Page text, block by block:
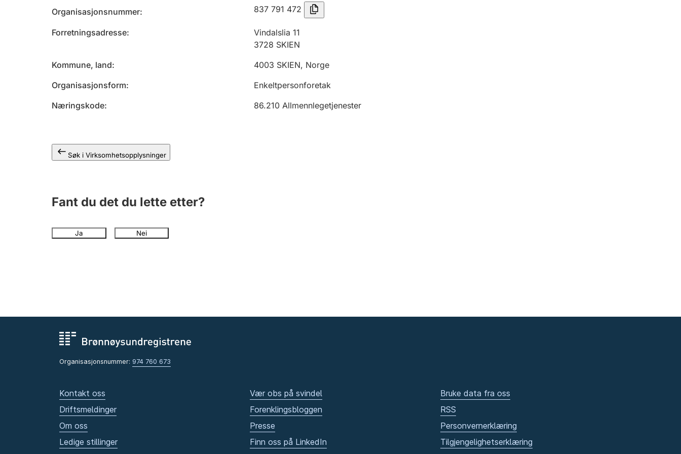
Organisasjonsnummer 837 791 472
Forretningsadresse
Vindalslia 11
3728 SKIEN
Kommune, land
4003 SKIEN, Norge
Organisasjonsform
Enkeltpersonforetak
Næringskode
86.210 Allmennlegetjenester
Søk i Virksomhetsopplysninger
Fant du det du lette etter?
Ja Nei
Organisasjonsnummer: 974 760 673
Kontakt oss
Driftsmeldinger
Om oss
Ledige stillinger
Vær obs på svindel
Forenklingsbloggen
Presse
Finn oss på LinkedIn
Bruke data fra oss
RSS
Personvernerklæring
Tilgjengelighetserklæring